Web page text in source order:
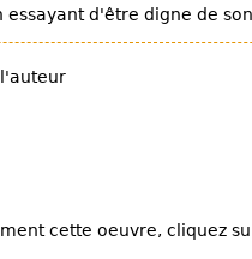
essayant d'être digne de
cette oeuvre, cliquez